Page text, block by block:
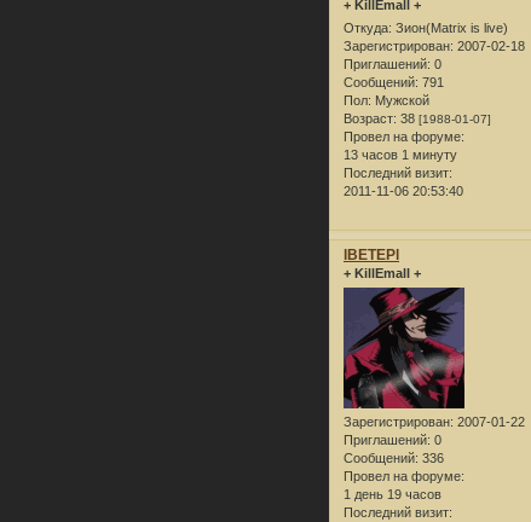
+ KillEmall +
Откуда: Зион(Matrix is live)
Зарегистрирован: 2007-02-18
Приглашений: 0
Сообщений: 791
Пол: Мужской
Возраст: 38 [1988-01-07]
Провел на форуме:
13 часов 1 минуту
Последний визит:
2011-11-06 20:53:40
lBETEPl
+ KillEmall +
Зарегистрирован: 2007-01-22
Приглашений: 0
Сообщений: 336
Провел на форуме:
1 день 19 часов
Последний визит: